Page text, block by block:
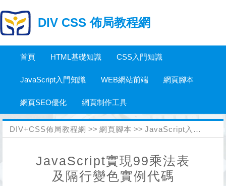
DIV CSS 佈局教程網
首頁 HTML基礎知識 CSS入門知識
JavaScript入門知識 WEB網站前端 網頁腳本
網頁SEO優化 網頁制作工具
DIV+CSS佈局教程網 >> 網頁腳本 >> JavaScript入門知識
JavaScript實現99乘法表
及隔行變色實例代碼